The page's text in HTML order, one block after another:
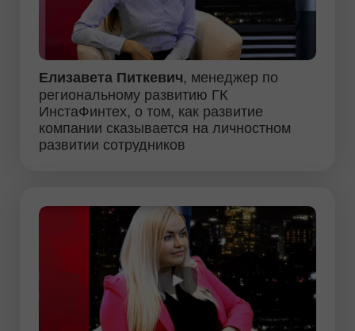
Елизавета Питкевич, менеджер по
региональному развитию ГК
ИнстаФинтех, о том, как развитие
компании сказывается на личностном
развитии сотрудников